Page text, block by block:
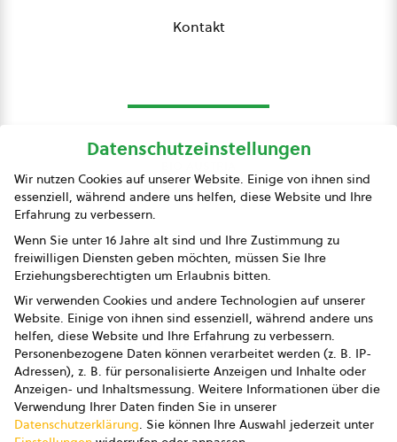
Kontakt
Presse
Impressum
Datenschutz
AGB
AGB Marketing GmbH
AGB Bildung
Newsletter
Datenschutzeinstellungen
Wir nutzen Cookies auf unserer Website. Einige von ihnen sind
essenziell, während andere uns helfen, diese Website und Ihre
Erfahrung zu verbessern.
Wenn Sie unter 16 Jahre alt sind und Ihre Zustimmung zu
freiwilligen Diensten geben möchten, müssen Sie Ihre
Erziehungsberechtigten um Erlaubnis bitten.
Wir verwenden Cookies und andere Technologien auf unserer
Website. Einige von ihnen sind essenziell, während andere uns
helfen, diese Website und Ihre Erfahrung zu verbessern.
Personenbezogene Daten können verarbeitet werden (z. B. IP-
Adressen), z. B. für personalisierte Anzeigen und Inhalte oder
Anzeigen- und Inhaltsmessung. Weitere Informationen über die
Verwendung Ihrer Daten finden Sie in unserer
Datenschutzerklärung. Sie können Ihre Auswahl jederzeit unter